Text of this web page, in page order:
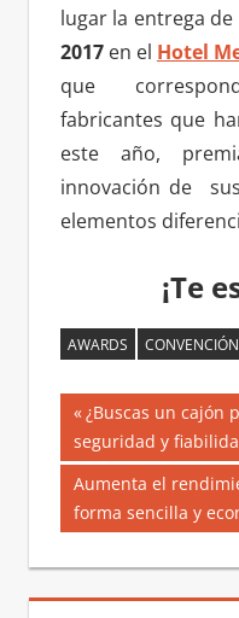
lugar la entrega
2017en el Hotel
que
fabricantes que
este año,
innovación de
elementos
¡Te
AWARDS
de
entradas
Entrada
anterior:
¿Buscas un cajón
seguridad y
Siguiente
entrada:
Aumenta el
forma sencilla y